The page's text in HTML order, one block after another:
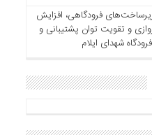
فرودگاهی، افزایش
و تقویت توان پشتیبانی و
شهدای ایلام